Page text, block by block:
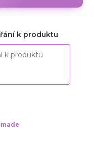
k produktu